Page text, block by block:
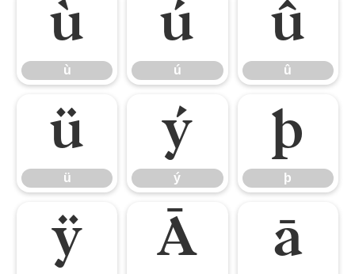
ù
ù
ú
ú
û
û
ü
ü
ý
ý
þ
þ
ÿ Ā ā